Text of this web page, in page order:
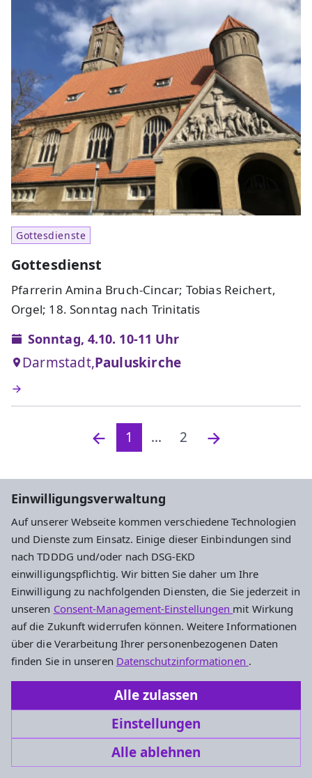
Einwilligungsverwaltung
Auf unserer Webseite kommen verschiedene Technologien
und Dienste zum Einsatz. Einige dieser Einbindungen sind
nach TDDDG und/oder nach DSG-EKD
einwilligungspflichtig. Wir bitten Sie daher um Ihre
Einwilligung zu nachfolgenden Diensten, die Sie jederzeit in
unseren Consent-Management-Einstellungen mit Wirkung
auf die Zukunft widerrufen können. Weitere Informationen
über die Verarbeitung Ihrer personenbezogenen Daten
finden Sie in unseren Datenschutzinformationen .
Alle zulassen
Einstellungen
Alle ablehnen
Gottesdienste
Gottesdienst
Pfarrerin Amina Bruch-Cincar; Tobias Reichert,
Orgel; 18. Sonntag nach Trinitatis
Sonntag, 4.10. 10-11 Uhr
Darmstadt,Pauluskirche
1 ... 2
Pfarrteam
Gemeindebüro
Veranstaltungen
Datenschutz Cookie-Einstellungen